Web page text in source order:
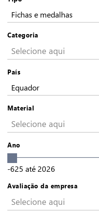
Fichas e medalhas
Categoria
Selecione aqui
País
Equador
Material
Selecione aqui
Ano
-625 até 2026
Avaliação da empresa
Selecione aqui